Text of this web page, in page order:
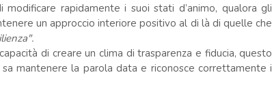
rapidamente i suoi stati d’animo, qualora gli
un approccio interiore positivo al di là di quelle che
di creare un clima di trasparenza e fiducia, questo
mantenere la parola data e riconosce correttamente i